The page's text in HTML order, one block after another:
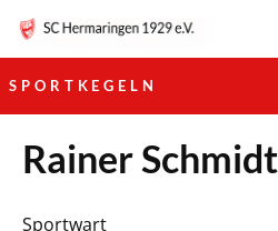
SPORTKEGELN
HAUPTVEREIN
Rainer Schmidt
Sportwart